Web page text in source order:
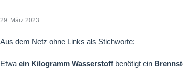
29. März 2023
Aus dem Netz ohne Links als Stichworte:
Etwa ein Kilogramm Wasserstoff benötigt ein